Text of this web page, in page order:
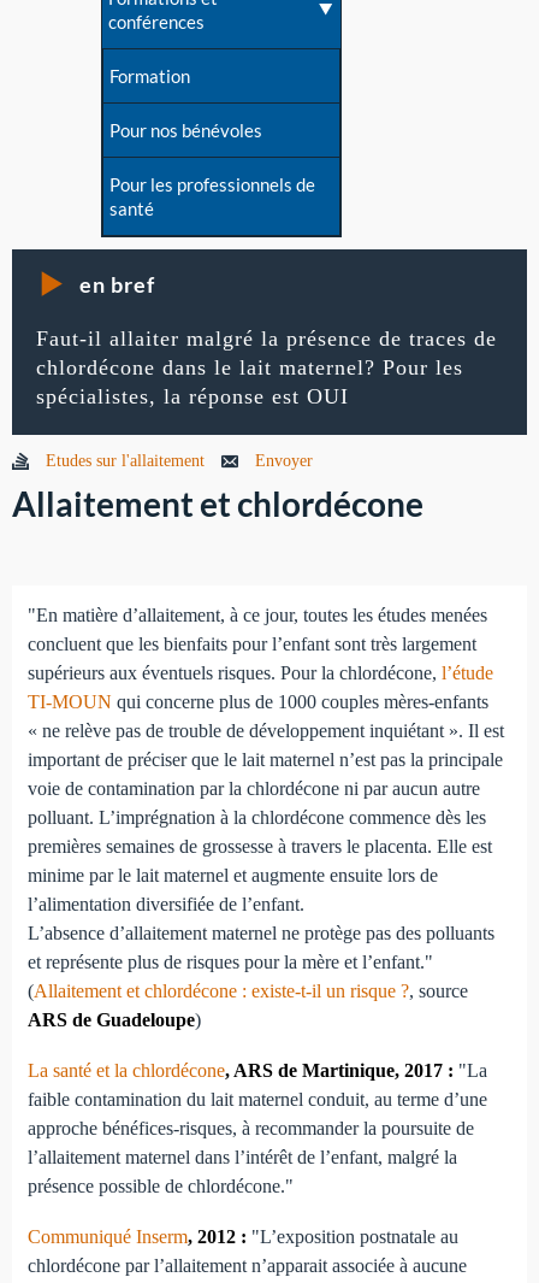
conférences
Formation
Pour nos bénévoles
Pour les professionnels de
santé
en bref
Faut-il allaiter malgré la présence de traces de
chlordécone dans le lait maternel? Pour les
spécialistes, la réponse est OUI
Etudes sur l'allaitement Envoyer
Allaitement et chlordécone
"En matière d’allaitement, à ce jour, toutes les études menées
concluent que les bienfaits pour l’enfant sont très largement
supérieurs aux éventuels risques. Pour la chlordécone, l’étude
TI-MOUN qui concerne plus de 1000 couples mères-enfants
« ne relève pas de trouble de développement inquiétant ». Il est
important de préciser que le lait maternel n’est pas la principale
voie de contamination par la chlordécone ni par aucun autre
polluant. L’imprégnation à la chlordécone commence dès les
premières semaines de grossesse à travers le placenta. Elle est
minime par le lait maternel et augmente ensuite lors de
l’alimentation diversifiée de l’enfant.
L’absence d’allaitement maternel ne protège pas des polluants
et représente plus de risques pour la mère et l’enfant."
(Allaitement et chlordécone : existe-t-il un risque ?, source
ARS de Guadeloupe)
La santé et la chlordécone, ARS de Martinique, 2017 : "La
faible contamination du lait maternel conduit, au terme d’une
approche bénéfices-risques, à recommander la poursuite de
l’allaitement maternel dans l’intérêt de l’enfant, malgré la
présence possible de chlordécone."
Communiqué Inserm, 2012 : "L’exposition postnatale au
chlordécone par l’allaitement n’apparait associée à aucune